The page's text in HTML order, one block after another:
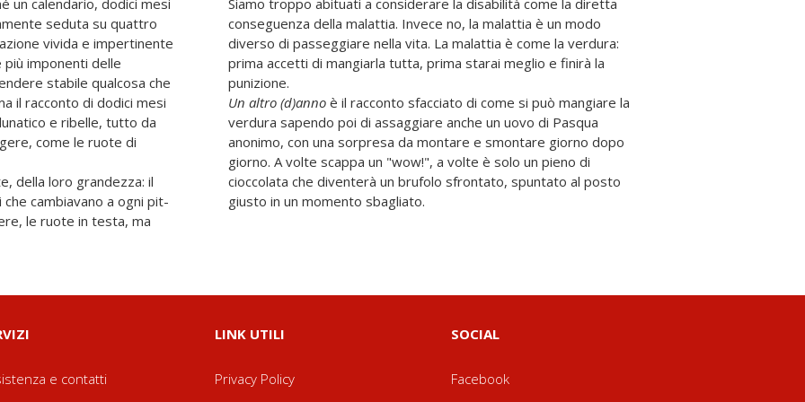
un calendario, dodici mesi
seduta su quattro
vivida e impertinente
imponenti delle
stabile qualcosa che
il racconto di dodici mesi
e ribelle, tutto da
come le ruote di
della loro grandezza: il
cambiavano a ogni pit-
le ruote in testa, ma
Siamo troppo abituati a considerare la disabilità come la diretta
conseguenza della malattia. Invece no, la malattia è un modo
diverso di passeggiare nella vita. La malattia è come la verdura:
prima accetti di mangiarla tutta, prima starai meglio e finirà la
punizione.
Un altro (d)anno è il racconto sfacciato di come si può mangiare la
verdura sapendo poi di assaggiare anche un uovo di Pasqua
anonimo, con una sorpresa da montare e smontare giorno dopo
giorno. A volte scappa un "wow!", a volte è solo un pieno di
cioccolata che diventerà un brufolo sfrontato, spuntato al posto
giusto in un momento sbagliato.
e contatti
LINK UTILI
Privacy Policy
SOCIAL
Facebook